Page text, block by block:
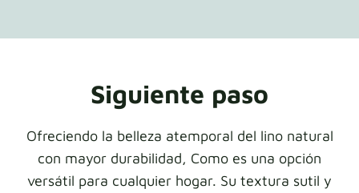
Siguiente paso
Ofreciendo la belleza atemporal del lino natural
con mayor durabilidad, Como es una opción
versátil para cualquier hogar. Su textura sutil y